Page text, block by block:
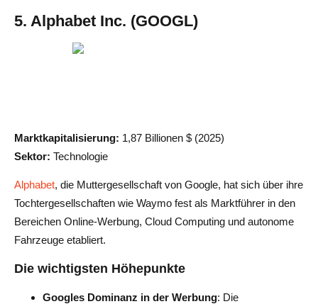
5. Alphabet Inc. (GOOGL)
Marktkapitalisierung: 1,87 Billionen $ (2025)
Sektor: Technologie
Alphabet, die Muttergesellschaft von Google, hat sich über ihre
Tochtergesellschaften wie Waymo fest als Marktführer in den
Bereichen Online-Werbung, Cloud Computing und autonome
Fahrzeuge etabliert.
Die wichtigsten Höhepunkte
Googles Dominanz in der Werbung: Die